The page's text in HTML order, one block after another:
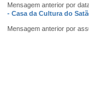
Mensagem anterior por
- Casa da Cultura do
Mensagem anterior por